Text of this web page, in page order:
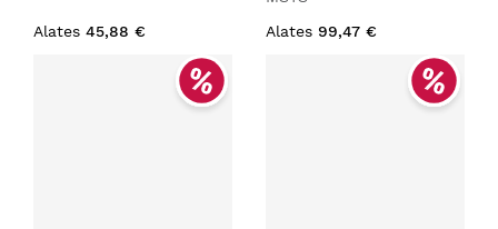
Alates 45,88 €
Alates 99,47 €